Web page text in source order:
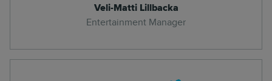
Veli-Matti Lillbacka
Entertainment Manager